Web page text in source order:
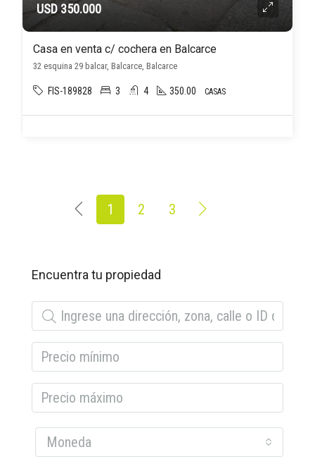
USD 350.000
Casa en venta c/ cochera en Balcarce
32 esquina 29 balcar, Balcarce, Balcarce
FIS-189828 3 4 350.00 CASAS
1 2 3
Encuentra tu propiedad
Moneda